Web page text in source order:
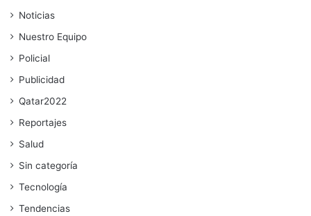
Noticias
Nuestro Equipo
Policial
Publicidad
Qatar2022
Reportajes
Salud
Sin categoría
Tecnología
Tendencias